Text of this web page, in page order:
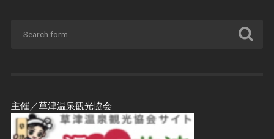
主催／草津温泉観光協会